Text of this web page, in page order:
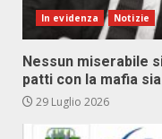
In evidenza Notizie
Nessun miserabile
patti con la mafia
29 Luglio 2026